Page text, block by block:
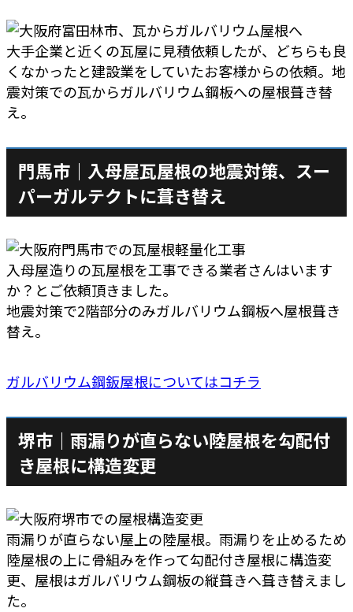
大手企業と近くの瓦屋に見積依頼したが、どちらも良
くなかったと建設業をしていたお客様からの依頼。地
震対策での瓦からガルバリウム鋼板への屋根葺き替
え。
門馬市｜入母屋瓦屋根の地震対策、スー
パーガルテクトに葺き替え
入母屋造りの瓦屋根を工事できる業者さんはいます
か？とご依頼頂きました。
地震対策で2階部分のみガルバリウム鋼板へ屋根葺き
替え。
ガルバリウム鋼鈑屋根についてはコチラ
堺市｜雨漏りが直らない陸屋根を勾配付
き屋根に構造変更
雨漏りが直らない屋上の陸屋根。雨漏りを止めるため
陸屋根の上に骨組みを作って勾配付き屋根に構造変
更、屋根はガルバリウム鋼板の縦葺きへ葺き替えまし
た。